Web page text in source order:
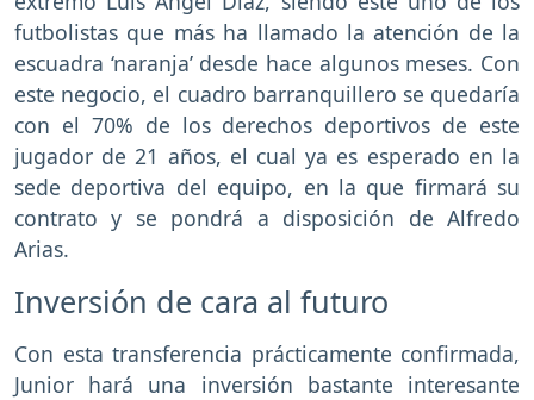
futbolistas que más ha llamado la atención de la
escuadra ‘naranja’ desde hace algunos meses. Con
este negocio, el cuadro barranquillero se quedaría
con el 70% de los derechos deportivos de este
jugador de 21 años, el cual ya es esperado en la
sede deportiva del equipo, en la que firmará su
contrato y se pondrá a disposición de Alfredo
Arias.
Inversión de cara al futuro
Con esta transferencia prácticamente confirmada,
Junior hará una inversión bastante interesante